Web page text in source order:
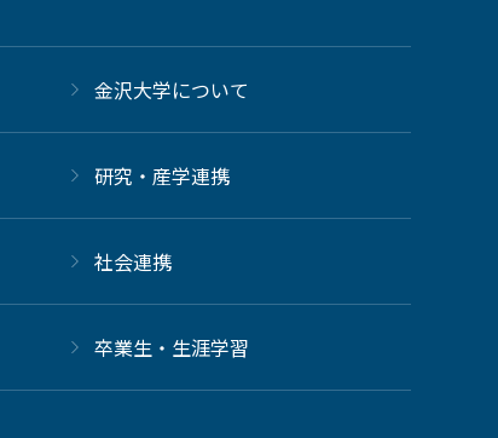
金沢大学について
研究・産学連携
社会連携
卒業生・生涯学習